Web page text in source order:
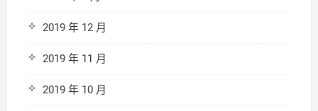
2019 年 12 月
2019 年 11 月
2019 年 10 月